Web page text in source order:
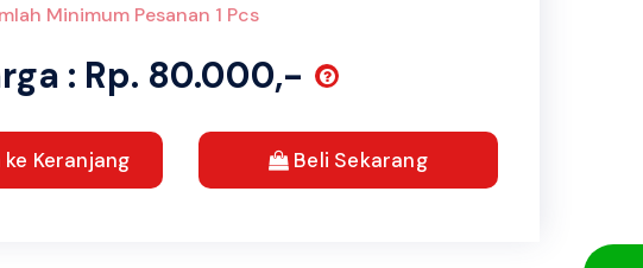
Minimum Pesanan 1 Pcs
: Rp. 80.000,-
Keranjang Beli Sekarang